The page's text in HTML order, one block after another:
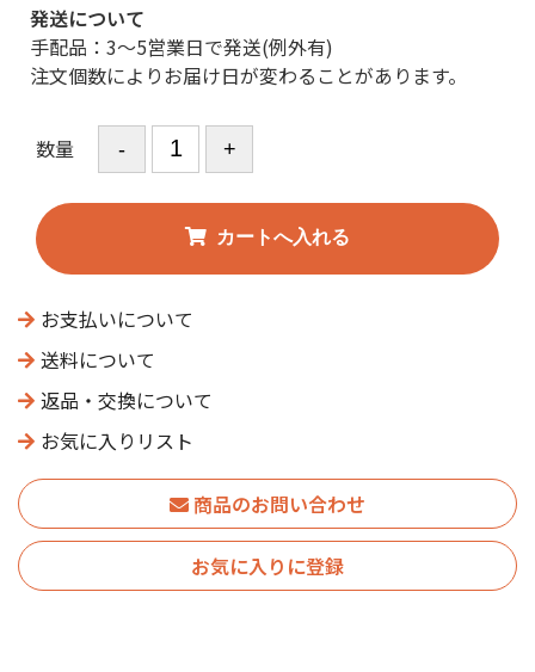
発送について
手配品：3〜5営業日で発送(例外有)
注文個数によりお届け日が変わることがあります。
数量
お支払いについて
送料について
返品・交換について
お気に入りリスト
商品のお問い合わせ
お気に入りに登録